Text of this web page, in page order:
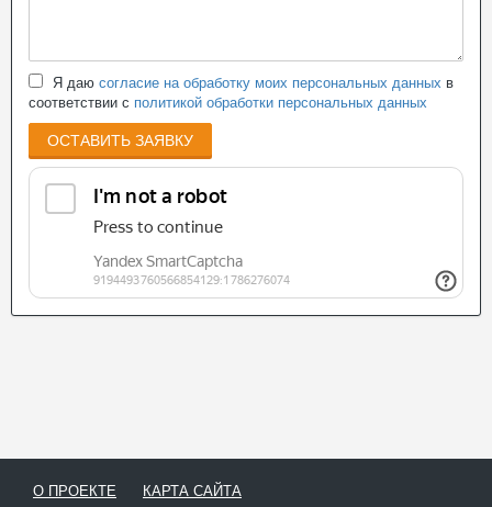
Я даю согласие на обработку моих персональных данных в
соответствии с политикой обработки персональных данных
ОСТАВИТЬ ЗАЯВКУ
О ПРОЕКТЕ
КАРТА САЙТА